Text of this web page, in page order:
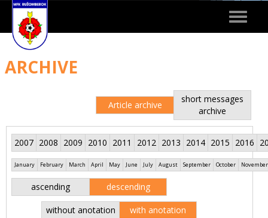
Toggle
ARCHIVE
Article archive
short messages
archive
2007 2008 2009 2010 2011 2012 2013 2014 2015 2016
January February March April May June July August September October November
ascending descending
without anotation with anotation